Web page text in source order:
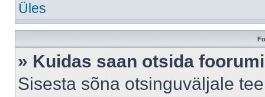
Üles
» Kuidas saan otsida
Sisesta sõna otsinguväljale